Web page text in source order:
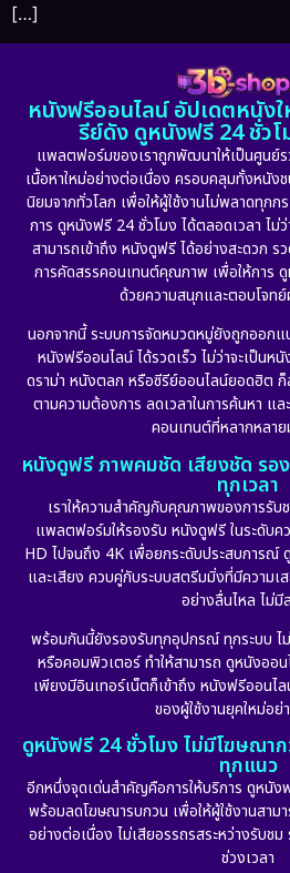
[…]
หนังฟรีออนไลน์ อัปเดตหนัง
รีย์ดัง ดูหนังฟรี 24 ชั่ว
แพลตฟอร์มของเราถูกพัฒนาให้เป็นศูนย์
เนื้อหาใหม่อย่างต่อเนื่อง ครอบคลุมทั้งหนัง
นิยมจากทั่วโลก เพื่อให้ผู้ใช้งานไม่พลาดทุก
การ ดูหนังฟรี 24 ชั่วโมง ได้ตลอดเวลา ไม่
สามารถเข้าถึง หนังดูฟรี ได้อย่างสะดวก
การคัดสรรคอนเทนต์คุณภาพ เพื่อให้การ
ด้วยความสนุกและตอบโจท
นอกจากนี้ ระบบการจัดหมวดหมู่ยังถูกออกแ
หนังฟรีออนไลน์ ได้รวดเร็ว ไม่ว่าจะเป็น
ดราม่า หนังตลก หรือซีรีย์ออนไลน์ยอดฮิต
ตามความต้องการ ลดเวลาในการค้นหา แล
คอนเทนต์ที่หลากหลา
หนังดูฟรี ภาพคมชัด เสียงชัด ร
ทุกเวลา
เราให้ความสำคัญกับคุณภาพของการรั
แพลตฟอร์มให้รองรับ หนังดูฟรี ในระดับ
HD ไปจนถึง 4K เพื่อยกระดับประสบการณ์
และเสียง ควบคู่กับระบบสตรีมมิ่งที่มีความเ
อย่างลื่นไหล ไม่มี
พร้อมกันนี้ยังรองรับทุกอุปกรณ์ ทุกระบบ ไ
หรือคอมพิวเตอร์ ทำให้สามารถ ดูหนังออน
เพียงมีอินเทอร์เน็ตก็เข้าถึง หนังฟรีออนไ
ของผู้ใช้งานยุคใหม่อย่
ดูหนังฟรี 24 ชั่วโมง ไม่มีโฆษณา
ทุกแนว
อีกหนึ่งจุดเด่นสำคัญคือการให้บริการ ดูหนัง
พร้อมลดโฆษณารบกวน เพื่อให้ผู้ใช้งานสาม
อย่างต่อเนื่อง ไม่เสียอรรถรสระหว่างรับช
ช่วงเวลา